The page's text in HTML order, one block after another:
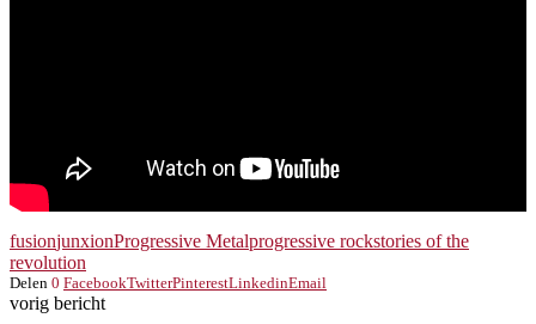
fusionjunxionProgressive Metalprogressive rockstories of the
revolution
Delen 0 FacebookTwitterPinterestLinkedinEmail
vorig bericht